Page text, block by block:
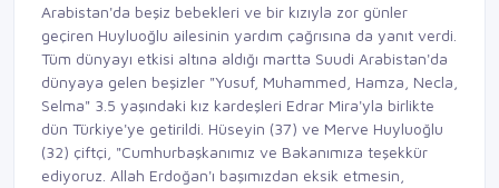
Arabistan'da beşiz bebekleri ve bir kızıyla zor günler
geçiren Huyluoğlu ailesinin yardım çağrısına da yanıt verdi.
Tüm dünyayı etkisi altına aldığı martta Suudi Arabistan'da
dünyaya gelen beşizler "Yusuf, Muhammed, Hamza, Necla,
Selma" 3.5 yaşındaki kız kardeşleri Edrar Mira'yla birlikte
dün Türkiye'ye getirildi. Hüseyin (37) ve Merve Huyluoğlu
(32) çiftçi, "Cumhurbaşkanımız ve Bakanımıza teşekkür
ediyoruz. Allah Erdoğan'ı başımızdan eksik etmesin,